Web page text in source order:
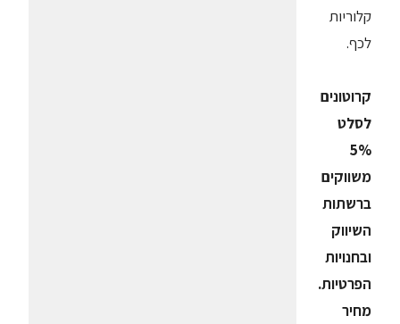
קלוריות
לכף.
קרוטונים
לסלט
5%
משווקים
ברשתות
השיווק
ובחנויות
הפרטיות.
מחיר